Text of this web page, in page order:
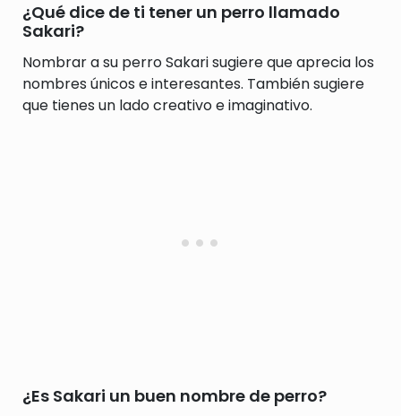
¿Qué dice de ti tener un perro llamado
Sakari?
Nombrar a su perro Sakari sugiere que aprecia los
nombres únicos e interesantes. También sugiere
que tienes un lado creativo e imaginativo.
¿Es Sakari un buen nombre de perro?